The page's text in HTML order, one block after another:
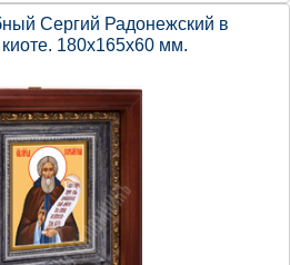
Сергий Радонежский в
180х165х60 мм.